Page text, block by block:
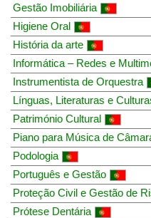
Gestão Imobiliária
Higiene Oral
História da arte
Informática – Redes e
Instrumentista de Orquestra
Línguas, Literaturas e
Património Cultural
Piano para Música de
Podologia
Português e Gestão
Proteção Civil e Gestão de
Prótese Dentária